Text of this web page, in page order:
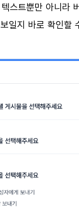
스트뿐만 아니라
일지 바로 확인할